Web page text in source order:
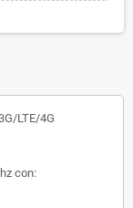
LTE/4G
con: